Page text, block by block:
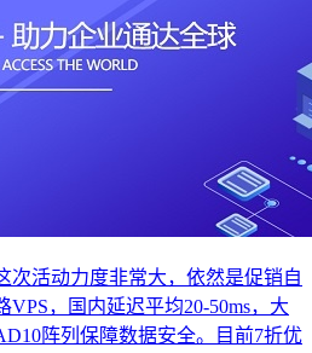
次活动力度非常大，依然是促销自
，国内延迟平均20-50ms，大
阵列保障数据安全。目前7折优